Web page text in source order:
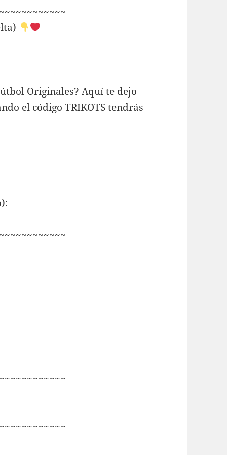
Originales? Aquí te dejo
el código TRIKOTS tendrás